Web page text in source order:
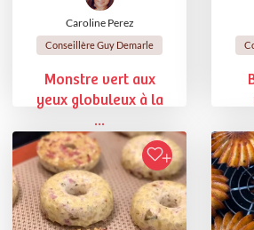
Caroline Perez
Conseillère Guy Demarle
Monstre vert aux
yeux globuleux à la
...